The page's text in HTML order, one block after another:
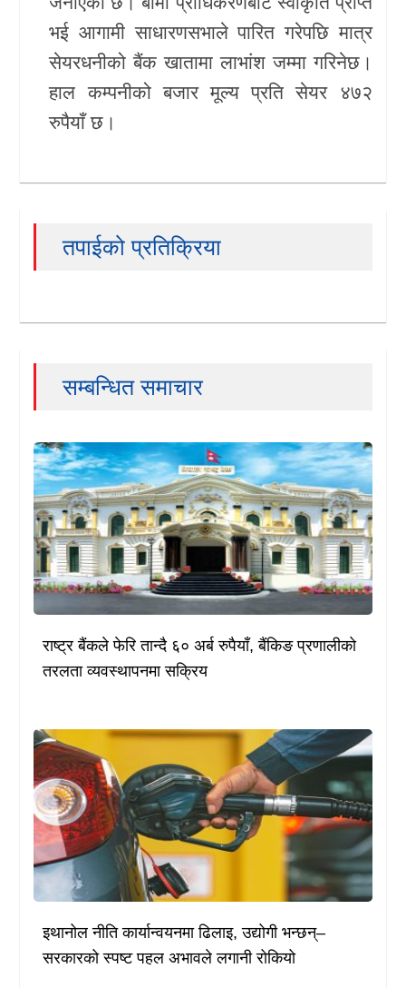
खेलकुद
भई आगामी साधारणसभाले पारित गरेपछि मात्र
सेयरधनीको बैंक खातामा लाभांश जम्मा गरिनेछ।
हाल कम्पनीको बजार मूल्य प्रति सेयर ४७२
रुपैयाँ छ।
तपाईको प्रतिक्रिया
सम्बन्धित समाचार
राष्ट्र बैंकले फेरि तान्दै ६० अर्ब रुपैयाँ, बैंकिङ प्रणालीको
तरलता व्यवस्थापनमा सक्रिय
इथानोल नीति कार्यान्वयनमा ढिलाइ, उद्योगी भन्छन्–
सरकारको स्पष्ट पहल अभावले लगानी रोकियो